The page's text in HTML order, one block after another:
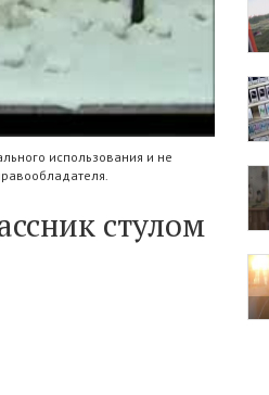
использования и не
стулом